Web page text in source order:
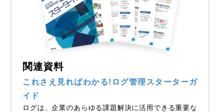
関連資料
これさえ見ればわかる!ログ管理スターターガ
イド
ログは、企業のあらゆる課題解決に活用できる重要な